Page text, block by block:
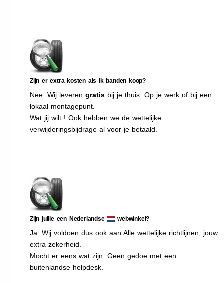
Zijn er extra kosten als ik banden koop?
Nee. Wij leveren gratis bij je thuis. Op je werk of bij een
lokaal montagepunt.
Wat jij wilt ! Ook hebben we de wettelijke
verwijderingsbijdrage al voor je betaald.
Zijn jullie een Nederlandse webwinkel?
Ja. Wij voldoen dus ook aan Alle wettelijke richtlijnen, jouw
extra zekerheid.
Mocht er eens wat zijn. Geen gedoe met een
buitenlandse helpdesk.